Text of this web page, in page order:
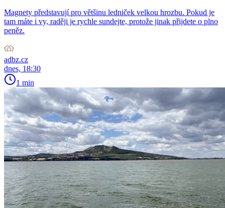
Magnety představují pro většinu ledniček velkou hrozbu. Pokud je
tam máte i vy, raději je rychle sundejte, protože jinak přijdete o plno
peněz.
adbz.cz
dnes, 18:30
1 min